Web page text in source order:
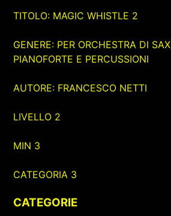
TITOLO: MAGIC WHISTLE 2
GENERE: PER ORCHESTRA DI
PIANOFORTE E PERCUSSIONI
AUTORE: FRANCESCO NETTI
LIVELLO 2
MIN 3
CATEGORIA 3
CATEGORIE